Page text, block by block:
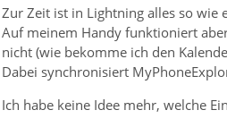
Zur Zeit ist in Lightning alles so wie
Auf meinem Handy funktioniert
nicht (wie bekomme ich den
Dabei synchronisiert
Ich habe keine Idee mehr, welche